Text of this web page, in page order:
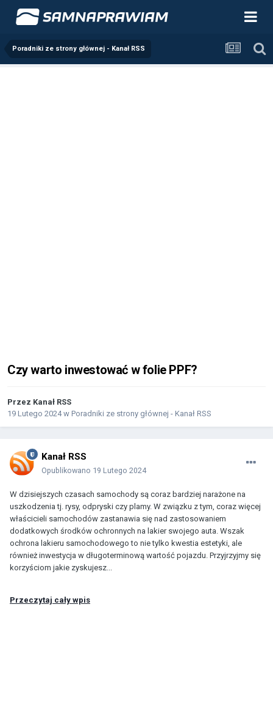
Poradniki ze strony głównej - Kanał RSS
Czy warto inwestować w folie PPF?
Przez Kanał RSS
19 Lutego 2024w Poradniki ze strony głównej - Kanał RSS
Kanał RSS
Opublikowano 19 Lutego 2024
W dzisiejszych czasach samochody są coraz bardziej narażone na
uszkodzenia tj. rysy, odpryski czy plamy. W związku z tym, coraz więcej
właścicieli samochodów zastanawia się nad zastosowaniem
dodatkowych środków ochronnych na lakier swojego auta. Wszak
ochrona lakieru samochodowego to nie tylko kwestia estetyki, ale
również inwestycja w długoterminową wartość pojazdu. Przyjrzyjmy się
korzyściom jakie zyskujesz...
Przeczytaj cały wpis